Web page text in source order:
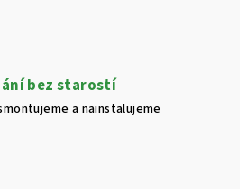
í
p
r
bez starostí
a nainstalujeme